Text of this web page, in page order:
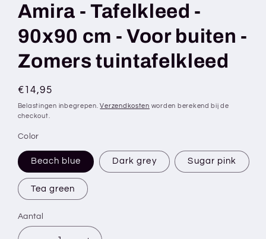
Amira - Tafelkleed -
90x90 cm - Voor buiten -
Zomers tuintafelkleed
Normale
prijs
€14,95
Belastingen inbegrepen.Verzendkosten worden berekend bij de
checkout.
Color
Beach blue Dark grey Sugar pink
Tea green
Aantal